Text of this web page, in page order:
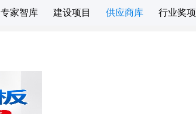
专家智库 建设项目 供应商库 行业奖项